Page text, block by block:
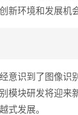
新环境和发展机会
意识到了图像
模块研发将迎来
式发展。